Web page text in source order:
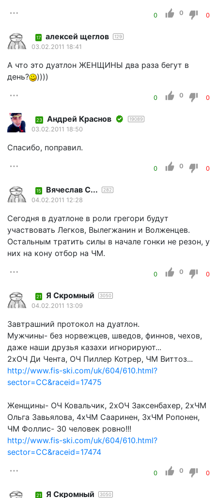
0 0 0
17 алексей щеглов 129
03.02.2011 18:41
А что это дуатлон ЖЕНЩИНЫ два раза бегут в
день?
))))
0 0 0
23 Андрей Краснов 19089
03.02.2011 18:50
Спасибо, поправил.
0 0 0
15 Вячеслав С... 282
04.02.2011 12:28
Сегодня в дуатлоне в роли грегори будут
участвовать Легков, Вылегжанин и Волженцев.
Остальным тратить силы в начале гонки не резон, у
них на кону отбор на ЧМ.
0 0 0
21 Я Скромный 3050
04.02.2011 13:09
Завтрашний протокол на дуатлон.
Мужчины- без норвежцев, шведов, финнов, чехов,
даже наши друзья казахи игнорируют...
2хОЧ Ди Чента, ОЧ Пиллер Котрер, ЧМ Виттоз...
http://www.fis-ski.com/uk/604/610.html?
sector=CC&raceid=17475
Женщины- ОЧ Ковальчик, 2хОЧ Заксенбахер, 2хЧМ
Ольга Завьялова, 4хЧМ Сааринен, 3хЧМ Ропонен,
ЧМ Фоллис- 30 человек ровно!!!
http://www.fis-ski.com/uk/604/610.html?
sector=CC&raceid=17474
0 0 0
21 Я Скромный 3050